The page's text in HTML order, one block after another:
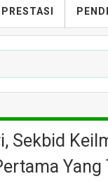
PRESTASI
Sekbid